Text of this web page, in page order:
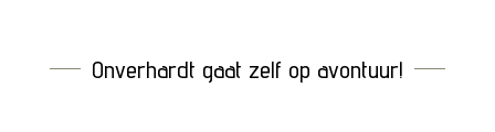
Onverhardt gaat zelf op avontuur!